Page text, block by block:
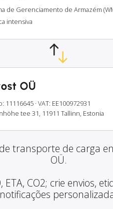
de Gerenciamento de Armazém
intensiva
OÜ
11116645 · VAT: EE100972931
tee 31, 11911 Tallinn, Estonia
transporte de carga
OÜ.
ETA, CO2; crie envios,